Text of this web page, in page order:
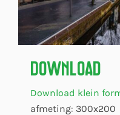
Download
Download klein
afmeting: 300x200